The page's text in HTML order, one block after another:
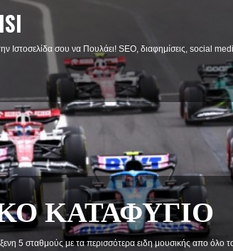
Ιστοσελίδα σου να Πουλάει! SEO, διαφημίσεις, social
ΚΑΤΑΦΥΓΙΟ
5 σταθμούς με τα περισσότερα ειδη μουσικής απο όλο